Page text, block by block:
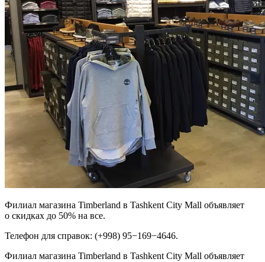
Филиал магазина Timberland в Tashkent City Mall объявляет
о скидках до 50% на все.
Телефон для справок: (+998) 95−169−4646.
Филиал магазина Timberland в Tashkent City Mall объявляет